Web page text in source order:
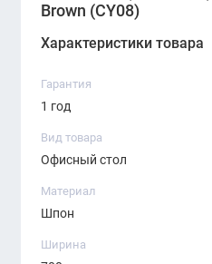
Устойчивость и
Лёгкость в уходе и
Brown (CY08)
Характеристики товара
Гарантия
1 год
Вид товара
Офисный стол
Материал
Шпон
Ширина